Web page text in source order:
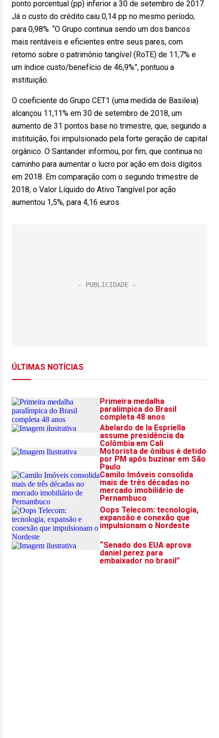
ponto porcentual (pp) inferior a 30 de setembro de 2017.
Já o custo do crédito caiu 0,14 pp no mesmo período,
para 0,98%. “O Grupo continua sendo um dos bancos
mais rentáveis e eficientes entre seus pares, com
retorno sobre o patrimônio tangível (RoTE) de 11,7% e
um índice custo/benefício de 46,9%”, pontuou a
instituição.
O coeficiente do Grupo CET1 (uma medida de Basileia)
alcançou 11,11% em 30 de setembro de 2018, um
aumento de 31 pontos base no trimestre, que, segundo a
instituição, foi impulsionado pela forte geração de capital
orgânico. O Santander informou, por fim, que continua no
caminho para aumentar o lucro por ação em dois dígitos
em 2018. Em comparação com o segundo trimestre de
2018, o Valor Líquido do Ativo Tangível por ação
aumentou 1,5%, para 4,16 euros.